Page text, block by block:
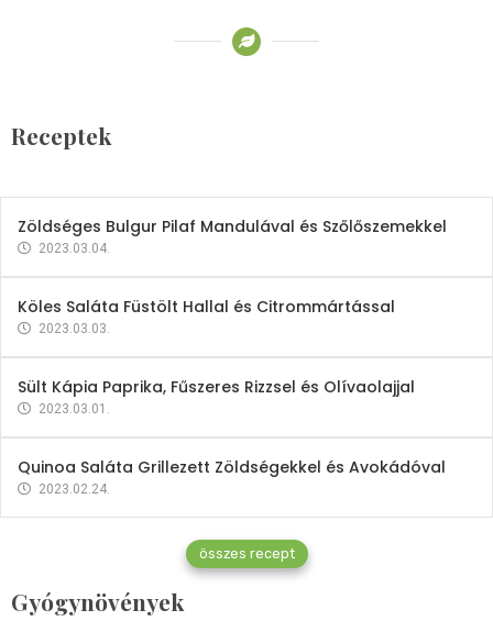
Receptek
2023.03.06.
Zöldséges Bulgur Pilaf Mandulával és Szőlőszemekkel
2023.03.04.
Köles Saláta Füstölt Hallal és Citrommártással
2023.03.03.
Sült Kápia Paprika, Fűszeres Rizzsel és Olívaolajjal
2023.03.01.
Quinoa Saláta Grillezett Zöldségekkel és Avokádóval
2023.02.24.
összes recept
Gyógynövények
Gyógynövények
Mindent a petrezselyemről
2023.12.21.